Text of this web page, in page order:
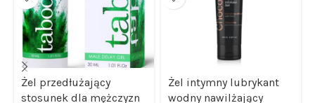
Żel przedłużający
stosunek dla mężczyzn
Żel intymny lubrykant
wodny nawilżający